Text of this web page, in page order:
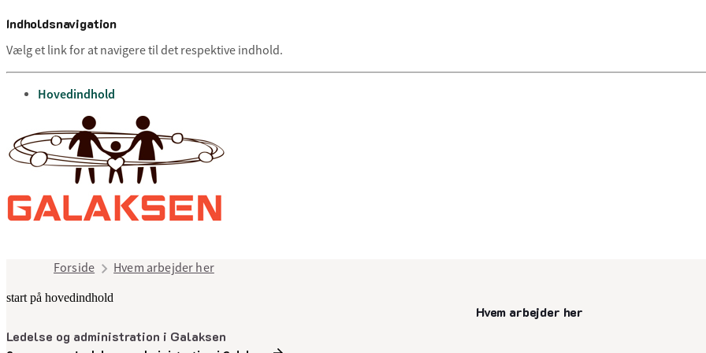
Indholdsnavigation
Vælg et link for at navigere til det respektive indhold.
gå til
Hovedindhold
Forside Hvem arbejder her
start på hovedindhold
Hvem arbejder hersenest opdateret 9. juli 2025
Ledelse og administration i Galaksen